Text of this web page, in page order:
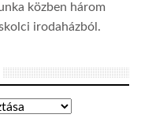
közben három
irodaházból.